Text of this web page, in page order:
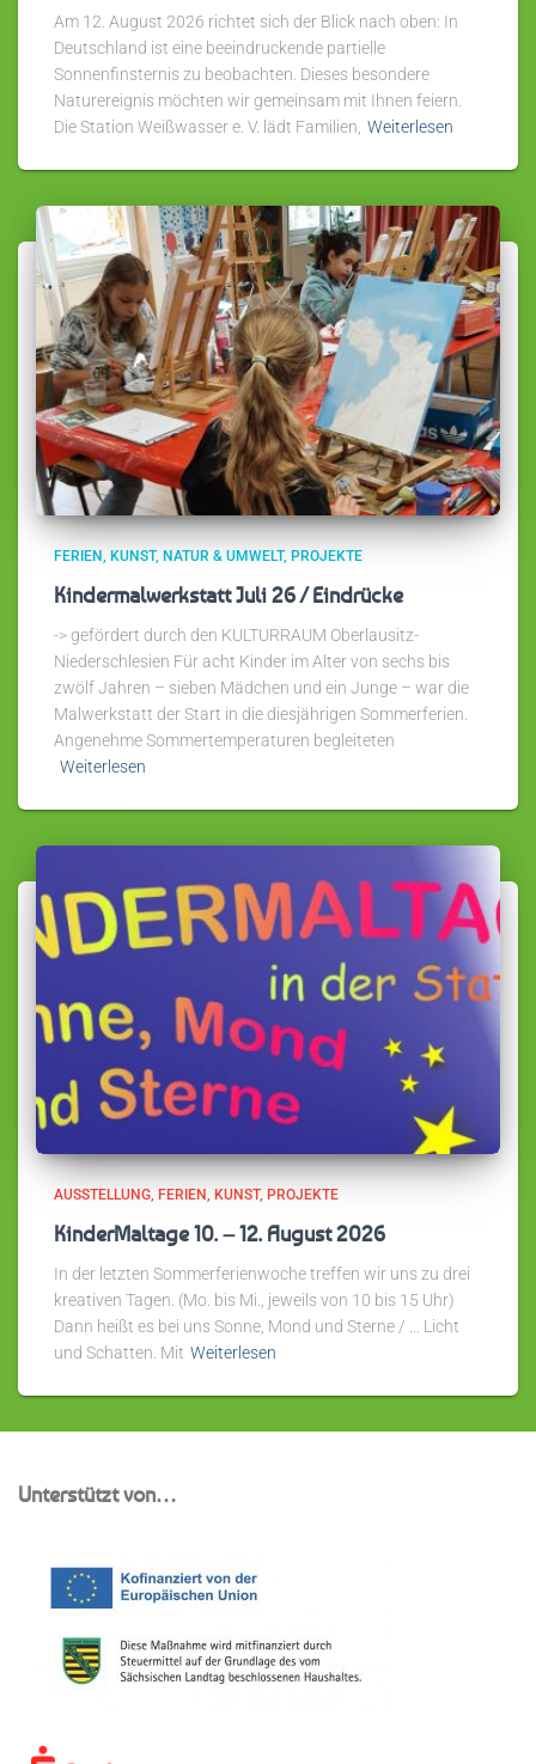
Am 12. August 2026 richtet sich der Blick nach oben: In
Deutschland ist eine beeindruckende partielle
Sonnenfinsternis zu beobachten. Dieses besondere
Naturereignis möchten wir gemeinsam mit Ihnen feiern.
Die Station Weißwasser e. V. lädt Familien, Weiterlesen
FERIEN KUNST NATUR & UMWELT PROJEKTE
Kindermalwerkstatt Juli 26 / Eindrücke
-> gefördert durch den KULTURRAUM Oberlausitz-
Niederschlesien Für acht Kinder im Alter von sechs bis
zwölf Jahren – sieben Mädchen und ein Junge – war die
Malwerkstatt der Start in die diesjährigen Sommerferien.
Angenehme Sommertemperaturen begleiteten
Weiterlesen
AUSSTELLUNG FERIEN KUNST PROJEKTE
KinderMaltage 10. – 12. August 2026
In der letzten Sommerferienwoche treffen wir uns zu drei
kreativen Tagen. (Mo. bis Mi., jeweils von 10 bis 15 Uhr)
Dann heißt es bei uns Sonne, Mond und Sterne / … Licht
und Schatten. Mit Weiterlesen
Unterstützt von…